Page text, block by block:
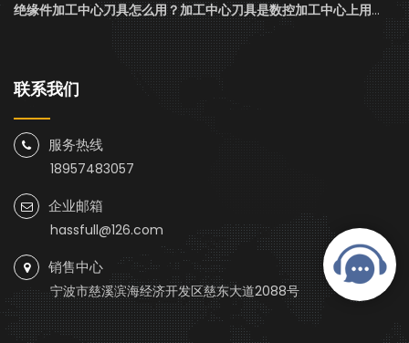
绝缘件加工中心刀具怎么用？加工中心刀具是数控加工中心上用于切削金属、塑料、木材等材料的关键部件，它们直接影响到加工的效率、精度和表面质量。加工中心刀具种类繁多，设计精密。要用好这些刀具，需要知道很多知识。今天哈思孚HASSFULL来说下“绝缘件加工中心刀具怎么用”。
联系我们
服务热线
18957483057
企业邮箱
hassfull@126.com
销售中心
宁波市慈溪滨海经济开发区慈东大道2088号